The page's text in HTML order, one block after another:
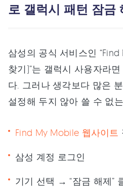
로 갤럭시 패턴 잠금
삼성의 공식 서비스인
찾기)”는 갤럭시 사용자라
다. 그러나 생각보다 많은
설정해 두지 않아 쓸 수 없
Find My Mobile 웹사이트
삼성 계정 로그인
기기 선택 → “잠금 해제”